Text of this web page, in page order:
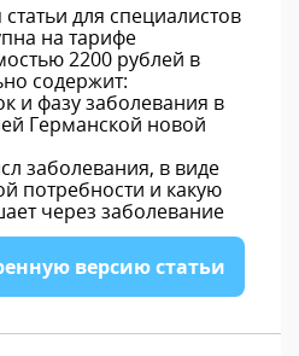
для специалистов
на тарифе
2200 рублей в
содержит:
и фазу заболевания в
Германской новой
заболевания, в виде
потребности и какую
через заболевание
версию статьи